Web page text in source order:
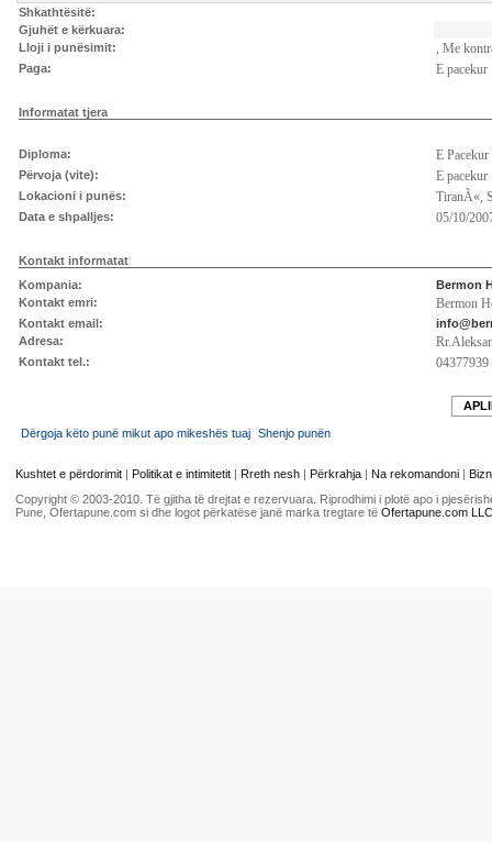
Shkathtësitë:
Gjuhët e kërkuara:
Lloji i punësimit:
, Me
Paga: E pacekur
Informatat tjera
Diploma: E Pacekur
Përvoja (vite): E pacekur
Lokacioni i punës: TiranÃ«,
Data e shpalljes: 05/10/
Kontakt informatat
Kompania:
Bermon
Kontakt emri:
Bermon
Kontakt email:
Adresa:
Kontakt tel.: 04377939
Dërgoja këto punë mikut apo mikeshës tuaj Shenjo punën
Kushtet e përdorimit | Politikat e intimitetit | Rreth nesh | Përkrahja | Na rekomandoni |
Copyright © 2003-2010. Të gjitha të drejtat e rezervuara. Riprodhimi i plotë apo i
Pune, Ofertapune.com si dhe logot përkatëse janë marka tregtare të Ofertapune.com LLC